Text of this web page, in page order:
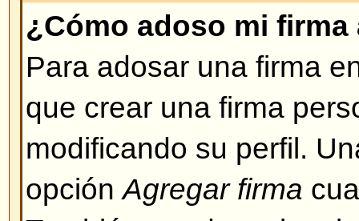
seguridad para mantener la
estar habilitado, Ud. puede
crea un mensaje.
Volver arriba
¿Qué son los emoticonos o
Smileys, o emoticons, son
pueden ser usados para